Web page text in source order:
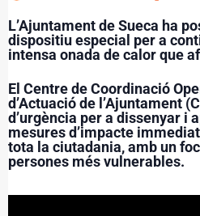
L’Ajuntament de Sueca ha
dispositiu especial per a
intensa onada de calor que
El Centre de Coordinació
d’Actuació de l’Ajuntament
d’urgència per a dissenyar i
mesures d’impacte
tota la ciutadania, amb un
persones més vulnerables.